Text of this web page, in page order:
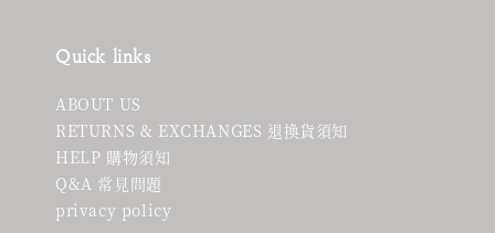
Quick links
ABOUT US
RETURNS & EXCHANGES 退換貨須知
HELP 購物須知
Q&A 常見問題
privacy policy